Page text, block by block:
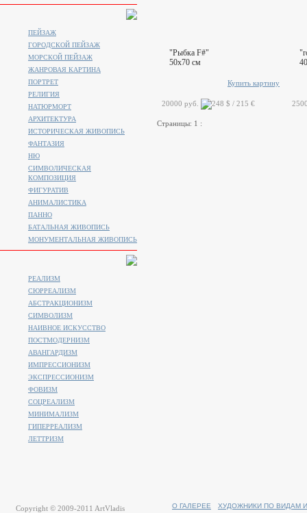
"Рыбка F#"
50x70 см
Купить картину
20000 руб.
Страницы: 1 :
ПЕЙЗАЖ
ГОРОДСКОЙ ПЕЙЗАЖ
МОРСКОЙ ПЕЙЗАЖ
ЖАНРОВАЯ КАРТИНА
ПОРТРЕТ
РЕЛИГИЯ
НАТЮРМОРТ
АРХИТЕКТУРА
ИСТОРИЧЕСКАЯ ЖИВОПИСЬ
ФАНТАЗИЯ
НЮ
СИМВОЛИЧЕСКАЯ
КОМПОЗИЦИЯ
ФИГУРАТИВ
АНИМАЛИСТИКA
ПАННО
БАТАЛЬНАЯ ЖИВОПИСЬ
МОНУМЕНТАЛЬНАЯ ЖИВОПИСЬ
РЕАЛИЗМ
СЮРРЕАЛИЗМ
АБСТРАКЦИОНИЗМ
СИМВОЛИЗМ
НАИВНОЕ ИСКУССТВО
ПОСТМОДЕРНИЗМ
АВАНГАРДИЗМ
ИМПРЕССИОНИЗМ
ЭКСПРЕССИОНИЗМ
ФОВИЗМ
СОЦРЕАЛИЗМ
МИНИМАЛИЗМ
ГИПЕРРЕАЛИЗМ
ЛЕТТРИЗМ
О ГАЛЕРЕЕ
ХУДОЖНИКИ ПО ВИДАМ
Copyright © 2009-2011 ArtVladis